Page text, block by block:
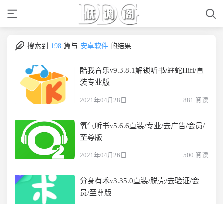
搜索到 198 篇与 安卓软件 的结果
酷我音乐v9.3.8.1解锁听书/蝰蛇Hifi/直
装专业版
2021年04月28日 881 阅读
氧气听书v5.6.6直装/专业/去广告/会员/
至尊版
2021年04月26日 500 阅读
分身有术v3.35.0直装/脱壳/去验证/会
员/至尊版